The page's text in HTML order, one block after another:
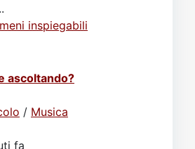
inspiegabili
ascoltando?
/ Musica
fa